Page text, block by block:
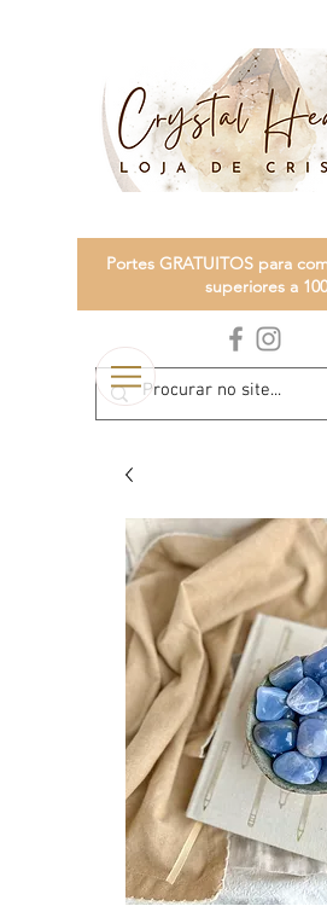
Portes GRATUITOS para
superiores a